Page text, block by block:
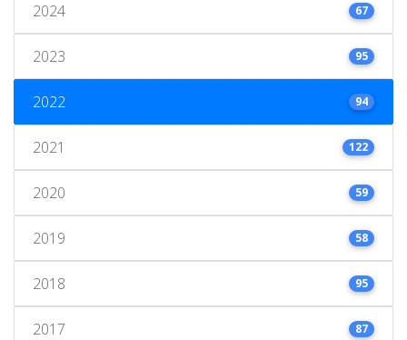
2024 67
2023 95
2022 94
2021 122
2020 59
2019 58
2018 95
2017 87